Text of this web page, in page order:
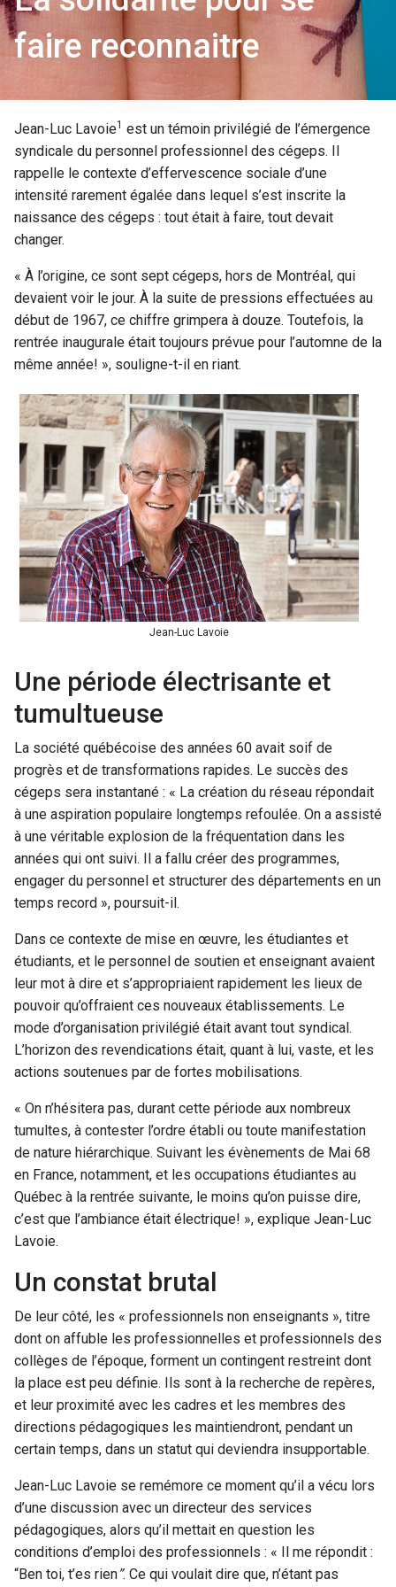
faire reconnaitre
Jean-Luc Lavoie1 est un témoin privilégié de l’émergence
syndicale du personnel professionnel des cégeps. Il
rappelle le contexte d’effervescence sociale d’une
intensité rarement égalée dans lequel s’est inscrite la
naissance des cégeps : tout était à faire, tout devait
changer.
« À l’origine, ce sont sept cégeps, hors de Montréal, qui
devaient voir le jour. À la suite de pressions effectuées au
début de 1967, ce chiffre grimpera à douze. Toutefois, la
rentrée inaugurale était toujours prévue pour l’automne de la
même année! », souligne-t-il en riant.
Jean-Luc Lavoie
Une période électrisante et
tumultueuse
La société québécoise des années 60 avait soif de
progrès et de transformations rapides. Le succès des
cégeps sera instantané : « La création du réseau répondait
à une aspiration populaire longtemps refoulée. On a assisté
à une véritable explosion de la fréquentation dans les
années qui ont suivi. Il a fallu créer des programmes,
engager du personnel et structurer des départements en un
temps record », poursuit-il.
Dans ce contexte de mise en œuvre, les étudiantes et
étudiants, et le personnel de soutien et enseignant avaient
leur mot à dire et s’appropriaient rapidement les lieux de
pouvoir qu’offraient ces nouveaux établissements. Le
mode d’organisation privilégié était avant tout syndical.
L’horizon des revendications était, quant à lui, vaste, et les
actions soutenues par de fortes mobilisations.
« On n’hésitera pas, durant cette période aux nombreux
tumultes, à contester l’ordre établi ou toute manifestation
de nature hiérarchique. Suivant les évènements de Mai 68
en France, notamment, et les occupations étudiantes au
Québec à la rentrée suivante, le moins qu’on puisse dire,
c’est que l’ambiance était électrique! », explique Jean-Luc
Lavoie.
Un constat brutal
De leur côté, les « professionnels non enseignants », titre
dont on affuble les professionnelles et professionnels des
collèges de l’époque, forment un contingent restreint dont
la place est peu définie. Ils sont à la recherche de repères,
et leur proximité avec les cadres et les membres des
directions pédagogiques les maintiendront, pendant un
certain temps, dans un statut qui deviendra insupportable.
Jean-Luc Lavoie se remémore ce moment qu’il a vécu lors
d’une discussion avec un directeur des services
pédagogiques, alors qu’il mettait en question les
conditions d’emploi des professionnels : « Il me répondit :
“Ben toi, t’es rien”. Ce qui voulait dire que, n’étant pas